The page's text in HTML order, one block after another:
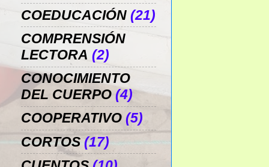
COEDUCACIÓN (21)
COMPRENSIÓN
LECTORA (2)
CONOCIMIENTO
DEL CUERPO (4)
COOPERATIVO (5)
CORTOS (17)